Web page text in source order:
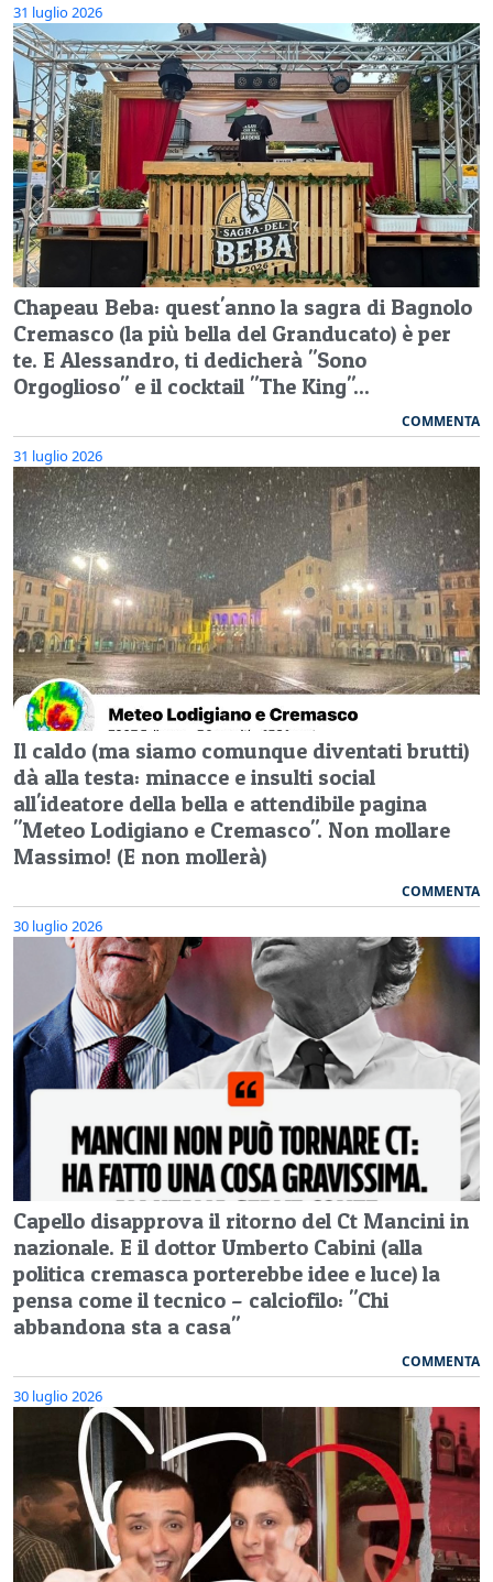
31 luglio 2026
Chapeau Beba: quest'anno la sagra di Bagnolo
Cremasco (la più bella del Granducato) è per
te. E Alessandro, ti dedicherà "Sono
Orgoglioso" e il cocktail "The King"...
COMMENTA
31 luglio 2026
Il caldo (ma siamo comunque diventati brutti)
dà alla testa: minacce e insulti social
all'ideatore della bella e attendibile pagina
"Meteo Lodigiano e Cremasco". Non mollare
Massimo! (E non mollerà)
COMMENTA
30 luglio 2026
Capello disapprova il ritorno del Ct Mancini in
nazionale. E il dottor Umberto Cabini (alla
politica cremasca porterebbe idee e luce) la
pensa come il tecnico – calciofilo: "Chi
abbandona sta a casa"
COMMENTA
30 luglio 2026